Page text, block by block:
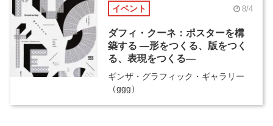
イベント 8/4
ダフィ・クーネ：ポスターを構
築する ―形をつくる、版をつく
る、表現をつくる―
ギンザ・グラフィック・ギャラリー
（ggg）